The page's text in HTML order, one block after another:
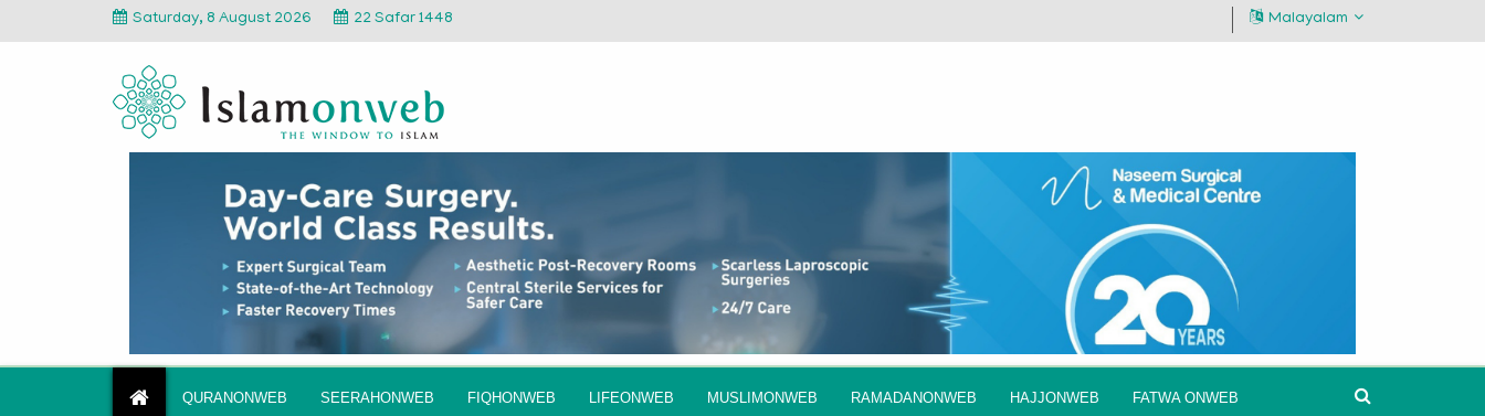
Saturday, 8 August 2026 22 Safar 1448 Malayalam
QURANONWEB SEERAHONWEB FIQHONWEB LIFEONWEB MUSLIMONWEB RAMADANONWEB HAJJONWEB FATWA ONWEB